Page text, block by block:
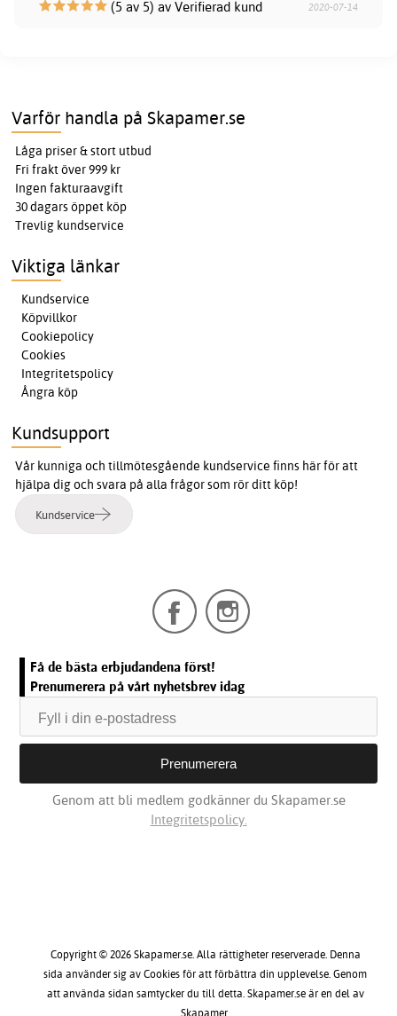
(5 av 5) av Verifierad kund 2020-07-14
Varför handla på Skapamer.se
Låga priser & stort utbud
Fri frakt över 999 kr
Ingen fakturaavgift
30 dagars öppet köp
Trevlig kundservice
Viktiga länkar
Kundservice
Köpvillkor
Cookiepolicy
Cookies
Integritetspolicy
Ångra köp
Kundsupport
Vår kunniga och tillmötesgående kundservice finns här för att
hjälpa dig och svara på alla frågor som rör ditt köp!
Kundservice
Få de bästa erbjudandena först!
Prenumerera på vårt nyhetsbrev idag
Genom att bli medlem godkänner du Skapamer.se
Integritetspolicy.
Copyright © 2026 Skapamer.se. Alla rättigheter reserverade. Denna
sida använder sig av Cookies för att förbättra din upplevelse. Genom
att använda sidan samtycker du till detta. Skapamer.se är en del av
Skapamer.